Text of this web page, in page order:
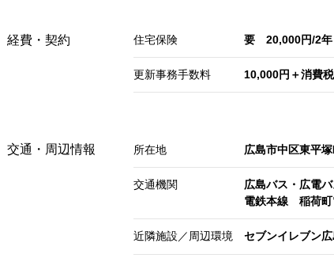
経費・契約 住宅保険 要 20,000円/2年
更新事務手数料 10,000円＋消費税
交通・周辺情報 所在地 広島市中区東平
交通機関
広島バス・広電
電鉄本線 稲荷
近隣施設／周辺環境 セブンイレブン